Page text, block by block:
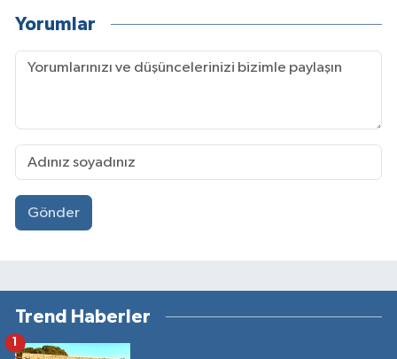
Yorumlar
Gönder
Trend Haberler
1